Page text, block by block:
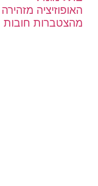
האופוזיציה מזהירה
מהצטברות חובות